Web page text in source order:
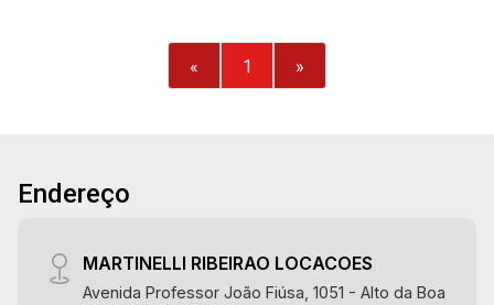
« 1 »
Endereço
MARTINELLI RIBEIRAO LOCACOES
Avenida Professor João Fiúsa, 1051 - Alto da Boa